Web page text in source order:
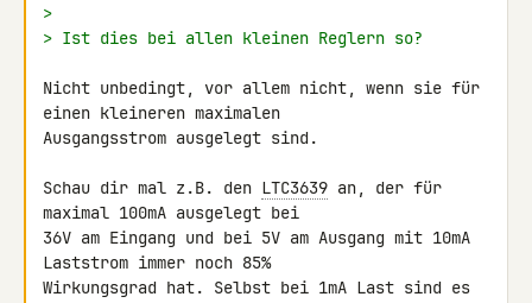
>
> Ist dies bei allen kleinen Reglern so?
Nicht unbedingt, vor allem nicht, wenn sie für
einen kleineren maximalen
Ausgangsstrom ausgelegt sind.
Schau dir mal z.B. den LTC3639 an, der für
maximal 100mA ausgelegt bei
36V am Eingang und bei 5V am Ausgang mit 10mA
Laststrom immer noch 85%
Wirkungsgrad hat. Selbst bei 1mA Last sind es